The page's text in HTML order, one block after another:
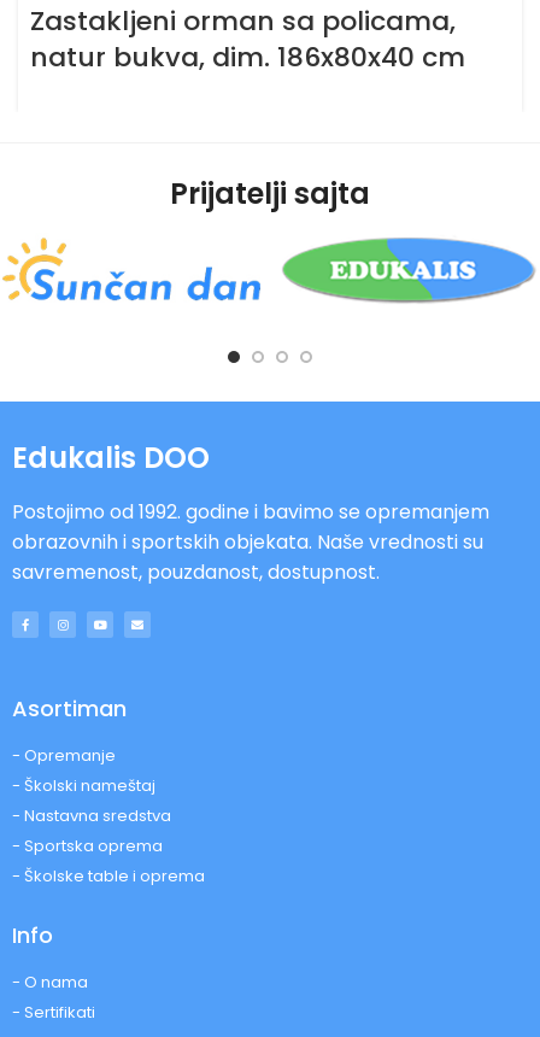
Zastakljeni orman sa policama,
natur bukva, dim. 186x80x40 cm
Prijatelji sajta
Edukalis DOO
Postojimo od 1992. godine i bavimo se opremanjem
obrazovnih i sportskih objekata. Naše vrednosti su
savremenost, pouzdanost, dostupnost.
Asortiman
- Opremanje
- Školski nameštaj
- Nastavna sredstva
- Sportska oprema
- Školske table i oprema
Info
- O nama
- Sertifikati